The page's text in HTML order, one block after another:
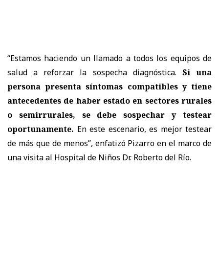
“Estamos haciendo un llamado a todos los equipos de
salud a reforzar la sospecha diagnóstica. Si una
persona presenta síntomas compatibles y tiene
antecedentes de haber estado en sectores rurales
o semirrurales, se debe sospechar y testear
oportunamente. En este escenario, es mejor testear
de más que de menos”, enfatizó Pizarro en el marco de
una visita al Hospital de Niños Dr. Roberto del Río.